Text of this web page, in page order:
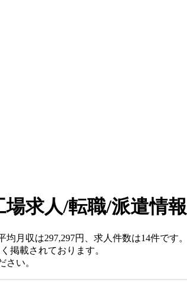
求人/転職/派遣情報
月収は297,297円、求人件数は14件です。
掲載されております。
い。